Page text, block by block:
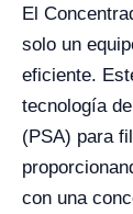
El
solo un
eficiente.
tecnología
(PSA) para
con una